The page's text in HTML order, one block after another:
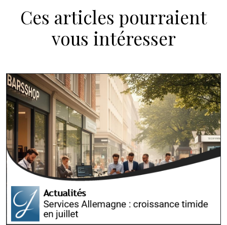
Ces articles pourraient
vous intéresser